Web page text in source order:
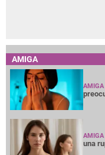
AMIGA
AMIGA
AMIGA
una